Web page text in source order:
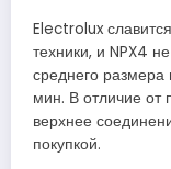
Electrolux
техники, и NPX4
среднего
мин. В отличие от
верхнее
покупкой.